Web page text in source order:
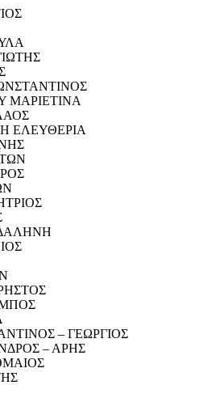
ΜΑΡΙΕΤΙΝΑ
ΕΛΕΥΘΕΡΙΑ
– ΓΕΩΡΓΙΟΣ
– ΑΡΗΣ